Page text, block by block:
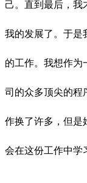
己。直到最后，我
我的发展了。于是
的工作。我想作为
司的众多顶尖的程
作换了许多，但是
会在这份工作中学